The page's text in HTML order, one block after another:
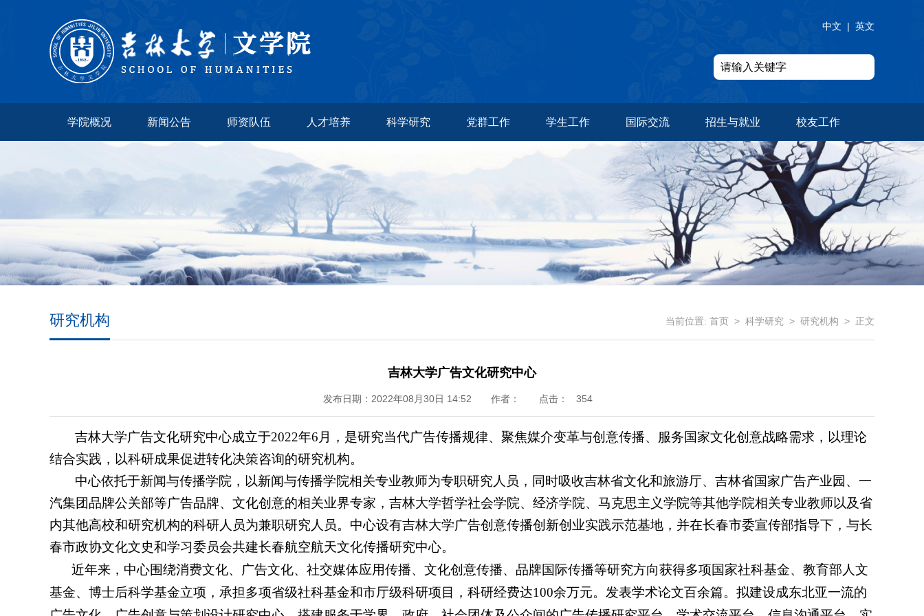
中文 | 英文
学院概况 新闻公告 师资队伍 人才培养 科学研究 党群工作 学生工作 国际交流 招生与就业 校友工作
当前位置: 首页 > 科学研究 > 研究机构 > 正文
研究机构
吉林大学广告文化研究中心
发布日期：2022年08月30日 14:52 作者： 点击： 354
吉林大学广告文化研究中心成立于2022年6 月，是研究当代广告传播规律、聚焦媒介变革与创意传播、服务国家文化创意战略需求，以理论
结合实践，以科研成果促进转化决策咨询的研究机构。
中心依托于新闻与传播学院，以新闻与传播学院相关专业教师为专职研究人员，同时吸收吉林省文化和旅游厅、吉林省国家广告产业园、一
汽集团品牌公关部等广告品牌、文化创意的相关业界专家，吉林大学哲学社会学院、经济学院、马克思主义学院等其他学院相关专业教师以及省
内其他高校和研究机构的科研人员为兼职研究人员。中心设有吉林大学广告创意传播创新创业实践示范基地，并在长春市委宣传部指导下，与长
春市政协文化文史和学习委员会共建长春航空航天文化传播研究中心。
近年来，中心围绕消费文化、广告文化、社交媒体应用传播、文化创意传播、品牌国际传播等研究方向获得多项国家社科基金、教育部人文
基金、博士后科学基金立项，承担多项省级社科基金和市厅级科研项目，科研经费达100余万元。发表学术论文百余篇。拟建设成东北亚一流的